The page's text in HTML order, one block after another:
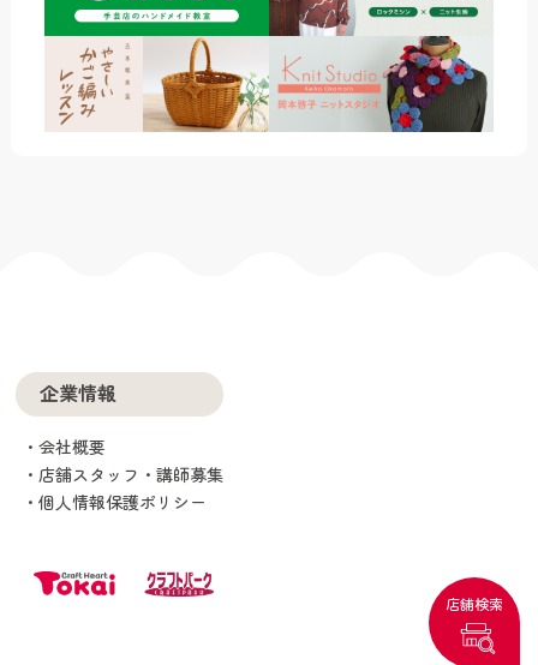
店舗検索
企業情報
会社概要
店舗スタッフ・講師募集
個人情報保護ポリシー